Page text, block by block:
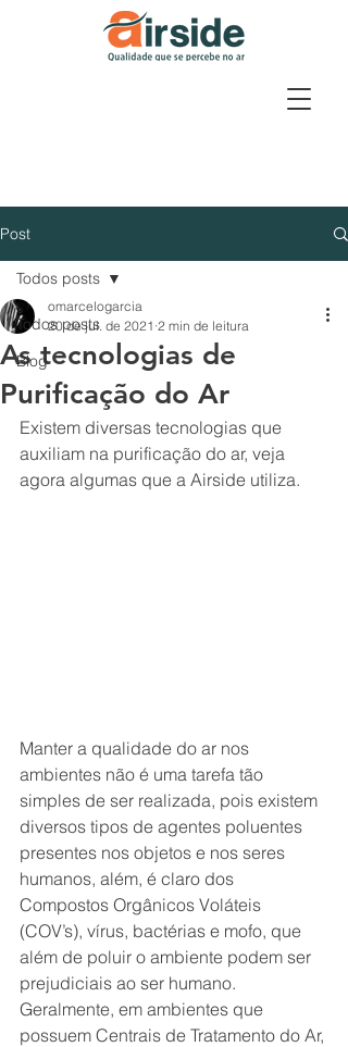
Post
Todos posts
Blog
Todos posts
As tecnologias de
Purificação do Ar
omarcelogarcia
20 de jul. de 2021 2 min de leitura
Existem diversas tecnologias que
auxiliam na purificação do ar, veja
agora algumas que a Airside utiliza.
Manter a qualidade do ar nos
ambientes não é uma tarefa tão
simples de ser realizada, pois existem
diversos tipos de agentes poluentes
presentes nos objetos e nos seres
humanos, além, é claro dos
Compostos Orgânicos Voláteis
(COV’s), vírus, bactérias e mofo, que
além de poluir o ambiente podem ser
prejudiciais ao ser humano.
Geralmente, em ambientes que
possuem Centrais de Tratamento do Ar,